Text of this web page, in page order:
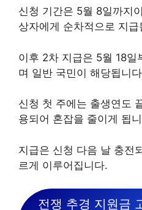
신청 기간은 5월 8일까지
상자에게 순차적으로 지급
이후 2차 지급은 5월 18일
며 일반 국민이 해당됩니
신청 첫 주에는 출생연도
용되어 혼잡을 줄이게 됩
지급은 신청 다음 날 충전
르게 이루어집니다.
전쟁 추경 지원금